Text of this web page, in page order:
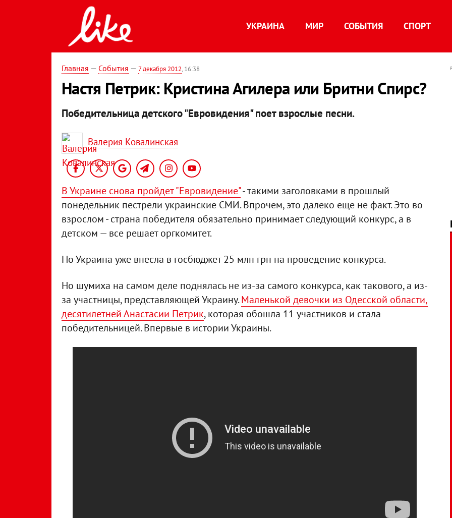
УКРАИНА МИР СОБЫТИЯ СПОРТ
Главная — События — 7 декабря 2012, 16:38
Настя Петрик: Кристина Агилера или Бритни Спирс?
Победительница детского "Евровидения" поет взрослые песни.
Валерия Ковалинская
В Украине снова пройдет "Евровидение"- такими заголовками в прошлый
понедельник пестрели украинские СМИ. Впрочем, это далеко еще не факт. Это во
взрослом - страна победителя обязательно принимает следующий конкурс, а в
детском — все решает оргкомитет.
Но Украина уже внесла в госбюджет 25 млн грн на проведение конкурса.
Но шумиха на самом деле поднялась не из-за самого конкурса, как такового, а из-
за участницы, представляющей Украину.Маленькой девочки из Одесской области,
десятилетней Анастасии Петрик, которая обошла 11 участников и стала
победительницей. Впервые в истории Украины.